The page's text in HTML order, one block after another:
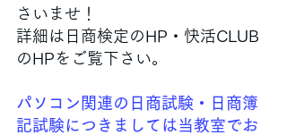
さいませ！
詳細は日商検定のHP・快活CLUB
のHPをご覧下さい。
パソコン関連の日商試験・日商簿
記試験につきましては当教室でお